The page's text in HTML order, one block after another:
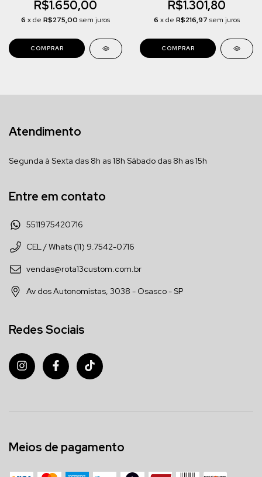
R$1.650,00
6 x de R$275,00 sem juros
R$1.301,80
6 x de R$216,97 sem juros
Atendimento
Segunda à Sexta das 8h as 18h Sábado das 8h as 15h
Entre em contato
5511975420716
CEL / Whats (11) 9.7542-0716
vendas@rota13custom.com.br
Av dos Autonomistas, 3038 - Osasco - SP
Redes Sociais
Meios de pagamento